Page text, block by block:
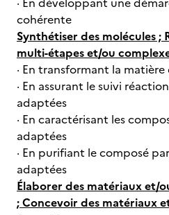
cohérente
Synthétiser des molécules ;
multi-étapes et/ou
· En transformant la
· En assurant le suivi
adaptées
· En caractérisant les
adaptées
· En purifiant le composé
adaptées
Élaborer des matériaux et/
; Concevoir des matériaux